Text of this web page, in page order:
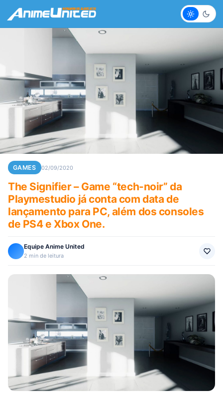
Claro
GAMES 02/09/2020
The Signifier – Game “tech-noir” da
Playmestudio já conta com data de
lançamento para PC, além dos consoles
de PS4 e Xbox One.
Equipe Anime United
2 min de leitura